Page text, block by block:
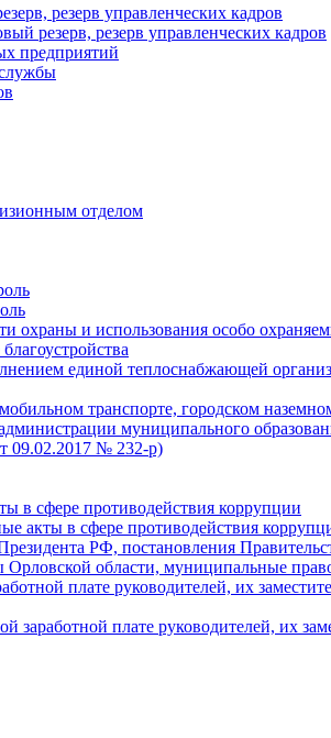
резерв управленческих кадров
резерв, резерв управленческих кадров
предприятий
отделом
охраны и использования особо
единой теплоснабжающей
транспорте, городском
муниципального
09.02.2017 № 232-р)
в сфере противодействия коррупции
акты в сфере противодействия
РФ, постановления
области, муниципальные
плате руководителей, их
заработной плате руководителей, их